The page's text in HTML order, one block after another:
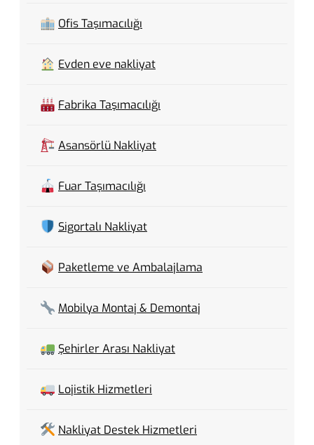
Ofis Taşımacılığı
Evden eve nakliyat
Fabrika Taşımacılığı
Asansörlü Nakliyat
Fuar Taşımacılığı
Sigortalı Nakliyat
Paketleme ve Ambalajlama
Mobilya Montaj & Demontaj
Şehirler Arası Nakliyat
Lojistik Hizmetleri
Nakliyat Destek Hizmetleri